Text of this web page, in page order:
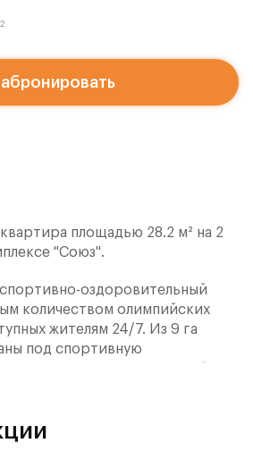
2
площадью 28.2 м² на 2
"Союз".
оздоровительный
количеством олимпийских
жителям 24/7. Из 9 га
под спортивную
кластера юности и
хоккея и фигурного катания,